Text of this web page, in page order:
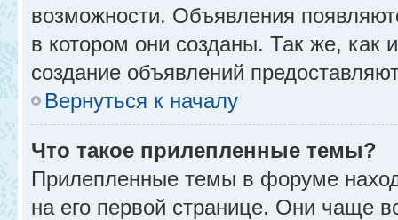
возможности. Объявления
в котором они созданы. Так же,
создание объявлений
Вернуться к началу
Что такое прилепленные темы?
Прилепленные темы в форуме
на его первой странице. Они чаще